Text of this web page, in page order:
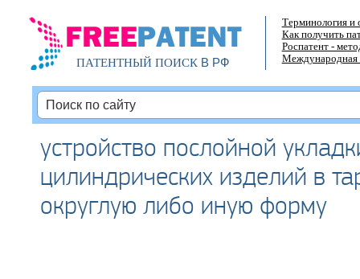
ПАТЕНТНЫЙ ПОИСКВ РФ
Терминология и
Как получить
Роспатент -
Международная
устройство послойной
цилиндрических изделий в
округлую либо иную форму